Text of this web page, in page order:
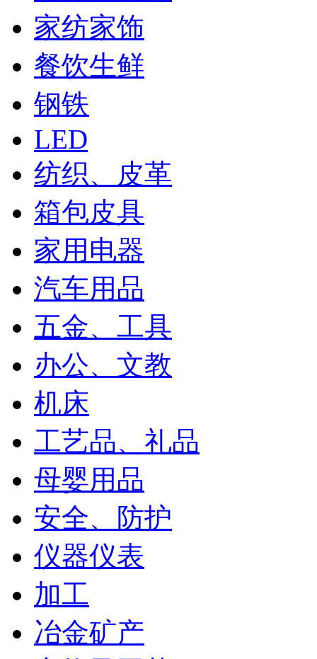
家纺家饰
餐饮生鲜
钢铁
LED
纺织、皮革
箱包皮具
家用电器
汽车用品
五金、工具
办公、文教
机床
工艺品、礼品
母婴用品
安全、防护
仪器仪表
加工
冶金矿产